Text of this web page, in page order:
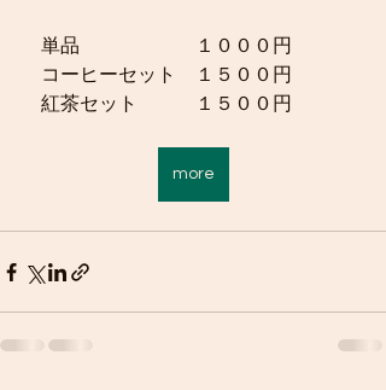
単品　　　　　　１０００円
コーヒーセット　１５００円
紅茶セット　　　１５００円
more